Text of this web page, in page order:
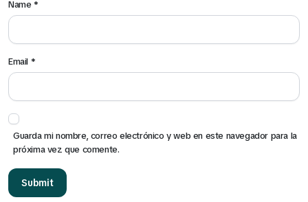
Name*
Email *
Guarda mi nombre, correo electrónico y web en este navegador para la
próxima vez que comente.